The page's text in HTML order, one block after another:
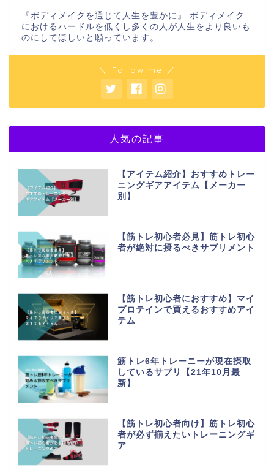
『ボディメイクを通じて人生を豊かに』 ボディメイク
におけるハードルを低くし多くの人が人生をより良いも
のにしてほしいと願っています。
＼ Follow me ／
人気の記事
【アイテム紹介】おすすめトレー
ニングギアアイテム【メーカー
別】
【筋トレ初心者必見】筋トレ初心
者が絶対に摂るべきサプリメント
【筋トレ初心者におすすめ】マイ
プロテインで買えるおすすめアイ
テム
筋トレ6年トレーニーが現在摂取
しているサプリ【21年10月最
新】
【筋トレ初心者向け】筋トレ初心
者が必ず揃えたいトレーニングギ
ア
プライバシーポリシー